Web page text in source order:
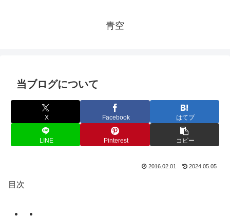
青空
当ブログについて
X Facebook はてブ
LINE Pinterest コピー
2016.02.01 2024.05.05
目次